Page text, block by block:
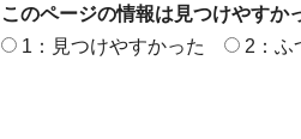
このページの情報は見つけやすか
1：見つけやすかった
2：ふ